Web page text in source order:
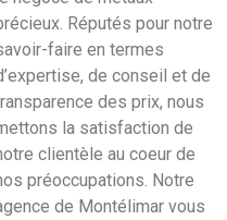
Réputés pour notre
faire en termes
de conseil et de
des prix, nous
la satisfaction de
clientèle au coeur de
préoccupations. Notre
de Montélimar vous